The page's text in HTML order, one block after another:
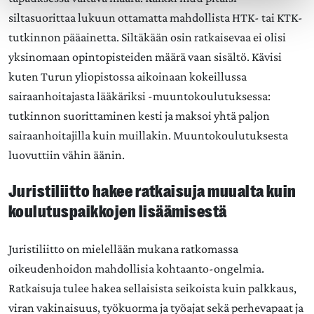
siltasuorittaa lukuun ottamatta mahdollista HTK- tai KTK-
tutkinnon pääainetta. Siltäkään osin ratkaisevaa ei olisi
yksinomaan opintopisteiden määrä vaan sisältö. Kävisi
kuten Turun yliopistossa aikoinaan kokeillussa
sairaanhoitajasta lääkäriksi -muuntokoulutuksessa:
tutkinnon suorittaminen kesti ja maksoi yhtä paljon
sairaanhoitajilla kuin muillakin. Muuntokoulutuksesta
luovuttiin vähin äänin.
Juristiliitto hakee ratkaisuja muualta kuin
koulutuspaikkojen lisäämisestä
Juristiliitto on mielellään mukana ratkomassa
oikeudenhoidon mahdollisia kohtaanto-ongelmia.
Ratkaisuja tulee hakea sellaisista seikoista kuin palkkaus,
viran vakinaisuus, työkuorma ja työajat sekä perhevapaat ja